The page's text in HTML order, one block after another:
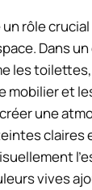
rôle
Dans
les
mobilier et
une
claires
vives